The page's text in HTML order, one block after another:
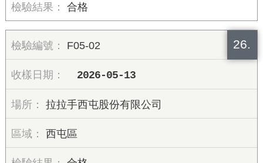
合格
26.
F05-02
2026-05-13
拉拉手西屯股份有限公司
西屯區